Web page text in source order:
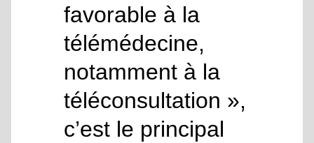
favorable à la
télémédecine,
notamment à la
téléconsultation »,
c’est le principal